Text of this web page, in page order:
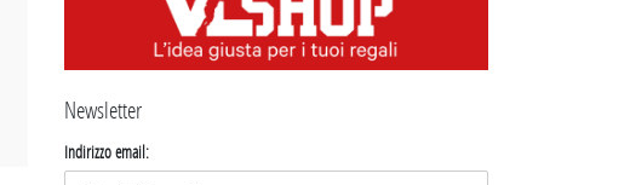
Newsletter
Indirizzo email: